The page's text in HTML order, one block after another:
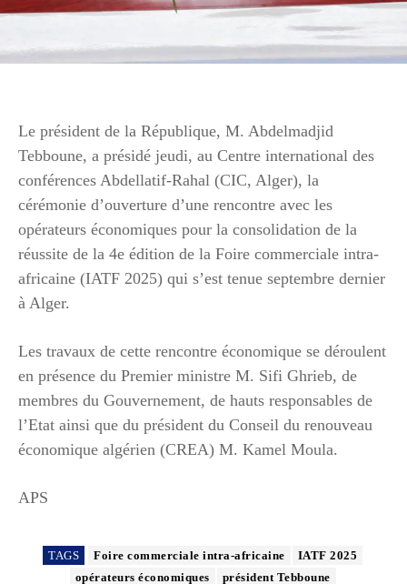
Le président de la République, M. Abdelmadjid
Tebboune, a présidé jeudi, au Centre international des
conférences Abdellatif-Rahal (CIC, Alger), la
cérémonie d’ouverture d’une rencontre avec les
opérateurs économiques pour la consolidation de la
réussite de la 4e édition de la Foire commerciale intra-
africaine (IATF 2025) qui s’est tenue septembre dernier
à Alger.
Les travaux de cette rencontre économique se déroulent
en présence du Premier ministre M. Sifi Ghrieb, de
membres du Gouvernement, de hauts responsables de
l’Etat ainsi que du président du Conseil du renouveau
économique algérien (CREA) M. Kamel Moula.
APS
TAGS Foire commerciale intra-africaine
IATF 2025
opérateurs économiques
président Tebboune